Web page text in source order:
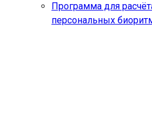
Программа для
персональных